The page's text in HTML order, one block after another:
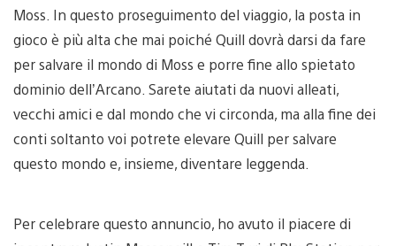
Moss. In questo proseguimento del viaggio, la posta in
gioco è più alta che mai poiché Quill dovrà darsi da fare
per salvare il mondo di Moss e porre fine allo spietato
dominio dell’Arcano. Sarete aiutati da nuovi alleati,
vecchi amici e dal mondo che vi circonda, ma alla fine dei
conti soltanto voi potrete elevare Quill per salvare
questo mondo e, insieme, diventare leggenda.
Per celebrare questo annuncio, ho avuto il piacere di